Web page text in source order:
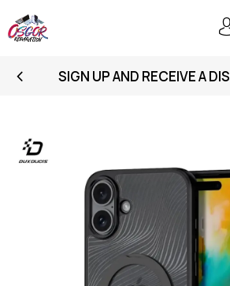
SIGN UP AND RECEIVE A